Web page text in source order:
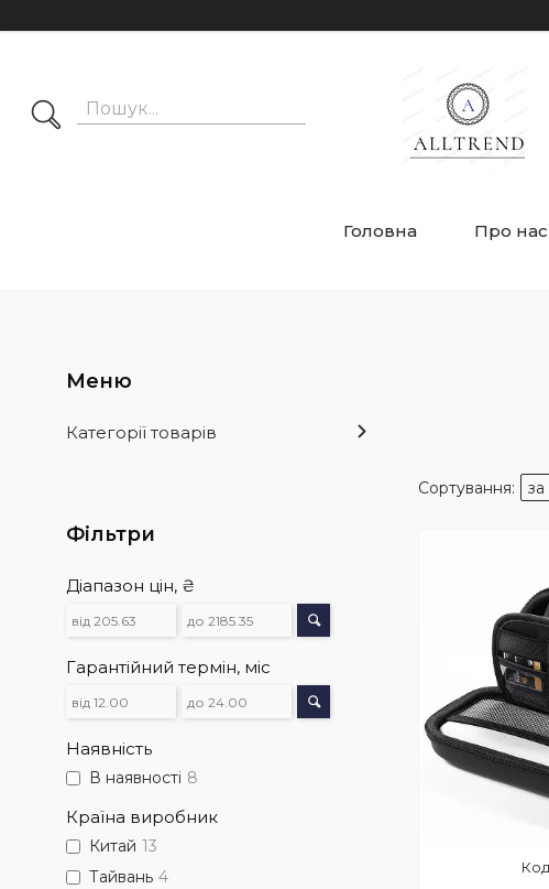
Головна Про нас
Категорії товарів
Фільтри
Діапазон цін, ₴
Гарантійний термін, міс
Наявність
В наявності 8
Країна виробник
Китай 13
Тайвань 4